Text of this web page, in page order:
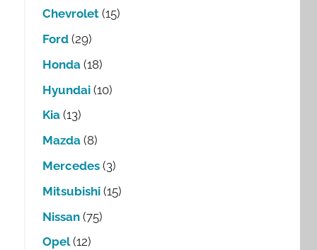
Chevrolet(15)
Ford(29)
Honda(18)
Hyundai(10)
Kia(13)
Mazda(8)
Mercedes(3)
Mitsubishi(15)
Nissan(75)
Opel(12)